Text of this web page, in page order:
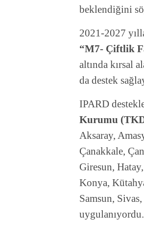
beklendiğini
2021-2027
“M7- Çiftlik
altında kırsal
da destek
IPARD
Kurumu
Aksaray,
Çanakkale,
Giresun,
Konya,
Samsun,
uygulanıyordu.